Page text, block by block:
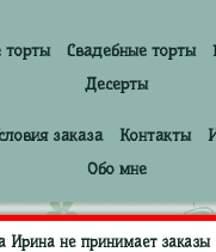
торты Свадебные торты
Десерты
заказа Контакты
Обо мне
Ирина не принимает заказы